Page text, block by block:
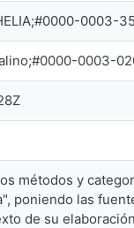
0003-
0003-
métodos y
poniendo las
de su